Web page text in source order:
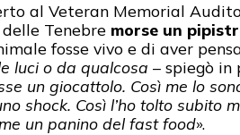
al Veteran Memorial
Tenebre morse un
fosse vivo e di aver
luci o da qualcosa – spiegò in
un giocattolo. Così me lo
shock. Così l’ho tolto subito
un panino del fast food».